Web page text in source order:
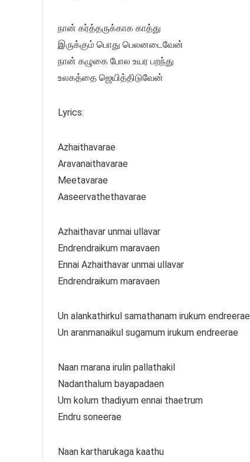
நான் கர்த்தருக்காக காத்து
இருக்கும் பொது பெலனடைவேன்
நான் கழுகை போல உயர பறந்து
உலகத்தை ஜெயித்திடுவேன்
Lyrics:
Azhaithavarae
Aravanaithavarae
Meetavarae
Aaseervathethavarae
Azhaithavar unmai ullavar
Endrendraikum maravaen
Ennai Azhaithavar unmai ullavar
Endrendraikum maravaen
Un alankathirkul samathanam irukum endreerae
Un aranmanaikul sugamum irukum endreerae
Naan marana irulin pallathakil
Nadanthalum bayapadaen
Um kolum thadiyum ennai thaetrum
Endru soneerae
Naan kartharukaga kaathu